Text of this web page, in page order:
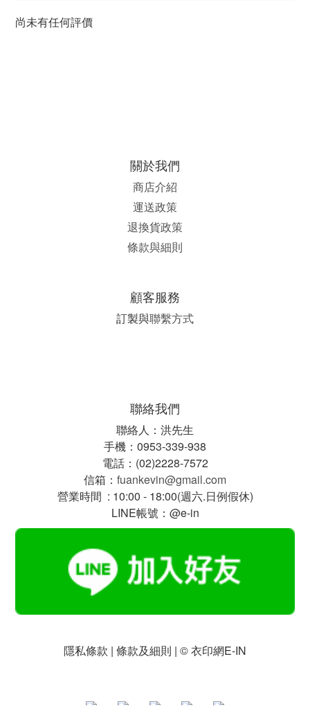
尚未有任何評價
關於我們
商店介紹
運送政策
退換貨政策
條款與細則
顧客服務
訂製與聯繫方式
聯絡我們
聯絡人：洪先生
手機：0953-339-938
電話：(02)2228-7572
信箱： fuankevin@gmail.com
營業時間 : 10:00 - 18:00(週六.日例假休)
LINE帳號：@e-in
隱私條款 | 條款及細則 | © 衣印網E-IN